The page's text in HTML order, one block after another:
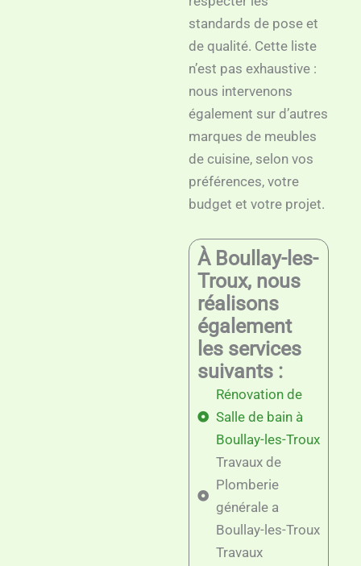
standards de pose et
de qualité. Cette liste
n’est pas exhaustive :
nous intervenons
également sur d’autres
marques de meubles
de cuisine, selon vos
préférences, votre
budget et votre projet.
À Boullay-les-
Troux, nous
réalisons
également
les services
suivants :
Rénovation de
Salle de bain à
Boullay-les-Troux
Travaux de
Plomberie
générale a
Boullay-les-Troux
Travaux